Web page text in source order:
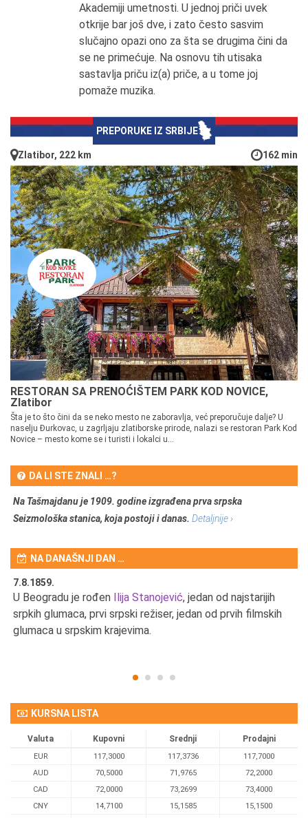
Akademiji umetnosti. U jednoj priči uvek
otkrije bar još dve, i zato često sasvim
slučajno opazi ono za šta se drugima čini da
se ne primećuje. Na osnovu tih utisaka
sastavlja priču iz(a) priče, a u tome joj
pomaže muzika.
PREPORUKE IZ SRBIJE
Zlatibor, 222 km 162 min
RESTORAN SA PRENOĆIŠTEM PARK KOD NOVICE,
Zlatibor
Šta je to što čini da se neko mesto ne zaboravlja, već preporučuje dalje? U
naselju Đurkovac, u zagrljaju zlatiborske prirode, nalazi se restoran Park Kod
Novice – mesto kome se i turisti i lokalci u...
DA LI STE ZNALI …?
Na Tašmajdanu je 1909. godine izgrađena prva srpska
Seizmološka stanica, koja postoji i danas. Detaljnije ›
NA DANAŠNJI DAN …
7.8.1859.
U Beogradu je rođen Ilija Stanojević, jedan od najstarijih
srpkih glumaca, prvi srpski režiser, jedan od prvih filmskih
glumaca u srpskim krajevima.
KURSNA LISTA
Valuta Kupovni Srednji Prodajni
EUR 117,3000 117,3736
117,7000
AUD
70,5000 71,9765
72,2000
CAD
72,0000 73,2699
73,4000
CNY
14,7100 15,1585 15,1500